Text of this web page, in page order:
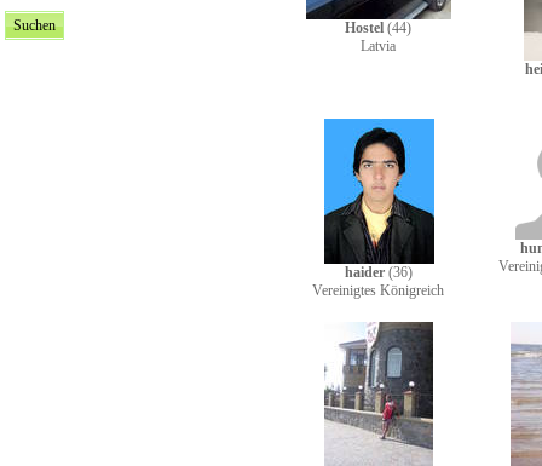
Hostel (44)
Latvia
haider (36)
Vereinigtes Königreich